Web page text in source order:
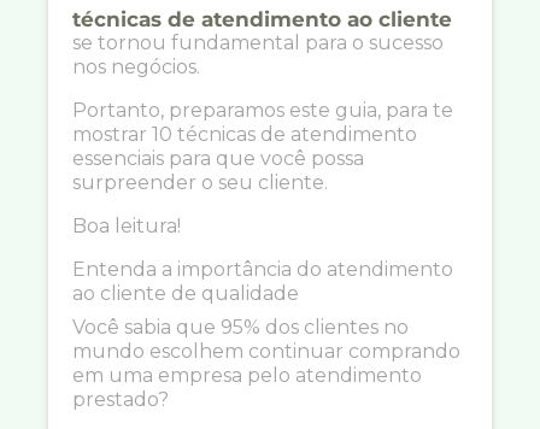
técnicas de atendimento ao cliente
se tornou fundamental para o sucesso
nos negócios.
Portanto, preparamos este guia, para te
mostrar 10 técnicas de atendimento
essenciais para que você possa
surpreender o seu cliente.
Boa leitura!
Entenda a importância do atendimento
ao cliente de qualidade
Você sabia que 95% dos clientes no
mundo escolhem continuar comprando
em uma empresa pelo atendimento
prestado?